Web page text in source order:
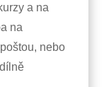
a na
na
nebo